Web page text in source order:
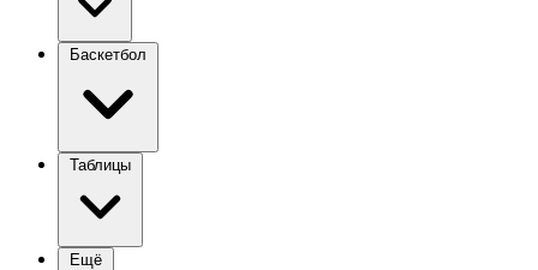
Баскетбол
Таблицы
Ещё